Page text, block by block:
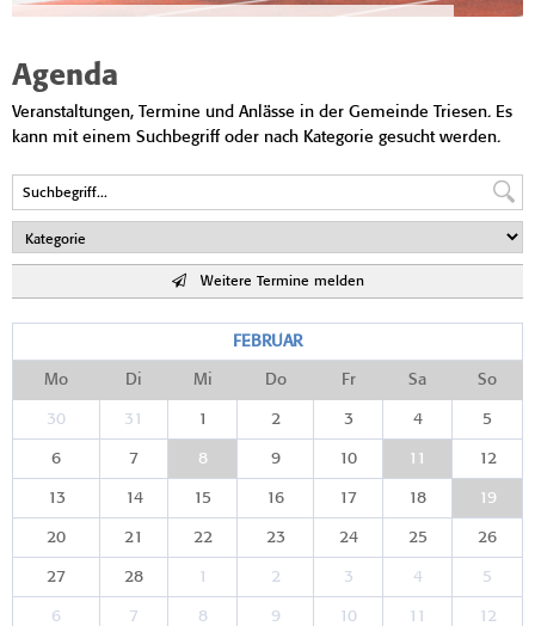
Agenda
Veranstaltungen, Termine und Anlässe in der Gemeinde Triesen. Es
kann mit einem Suchbegriff oder nach Kategorie gesucht werden.
Weitere Termine melden
FEBRUAR
Mo Di Mi Do Fr Sa So
30 31 1 2 3 4 5
6 7 8 9 10 11 12
13 14 15 16 17 18 19
20 21 22 23 24 25 26
27 28 1 2 3 4 5
6 7 8 9 10 11 12